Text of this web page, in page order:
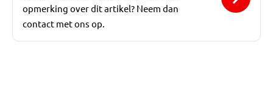
opmerking over dit artikel? Neem dan
contact met ons op.